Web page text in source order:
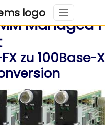
Managed
zu 100Base-